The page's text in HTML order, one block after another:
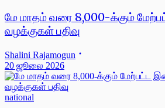
மே மாதம் வரை 8,000-க்கும்
வழக்குகள் பதிவு
Shalini Rajamogun
20 ஜூலை 2026
national